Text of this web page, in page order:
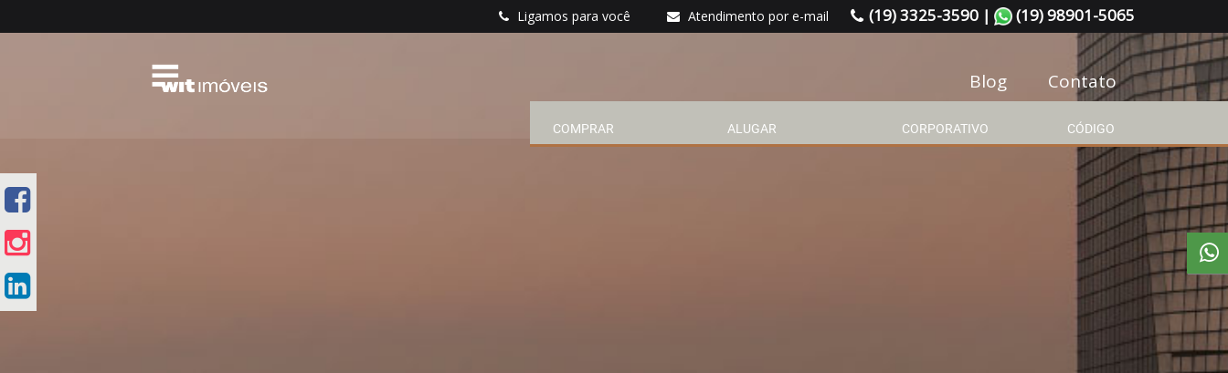
Ligamos para você Atendimento por e-mail (19) 3325-3590 | (19) 98901-5065
Blog Contato
COMPRAR ALUGAR CORPORATIVO CÓDIGO